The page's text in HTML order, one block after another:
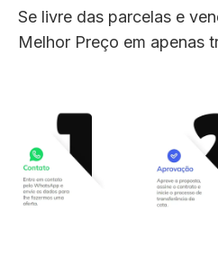
Se livre das parcelas e
Melhor Preço em apenas